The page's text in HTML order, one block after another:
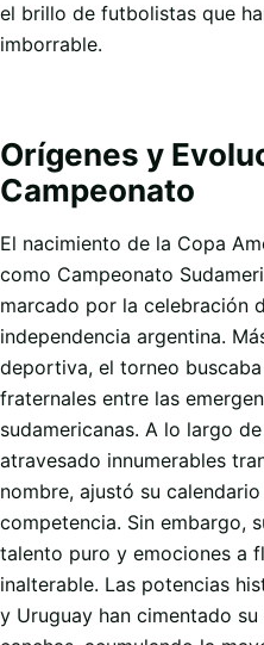
el brillo de futbolistas que
imborrable.
Orígenes y
Campeonato
El nacimiento de la Copa
como Campeonato
marcado por la celebración
independencia argentina.
deportiva, el torneo
fraternales entre las
sudamericanas. A lo largo
atravesado innumerables
nombre, ajustó su
competencia. Sin embargo,
talento puro y emociones a
inalterable. Las potencias
y Uruguay han cimentado